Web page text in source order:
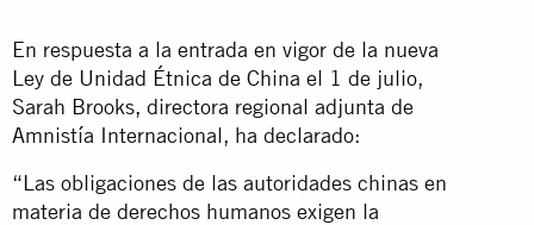
En respuesta a la entrada en vigor de la nueva
Ley de Unidad Étnica de China el 1 de julio,
Sarah Brooks, directora regional adjunta de
Amnistía Internacional, ha declarado:
“Las obligaciones de las autoridades chinas en
materia de derechos humanos exigen la